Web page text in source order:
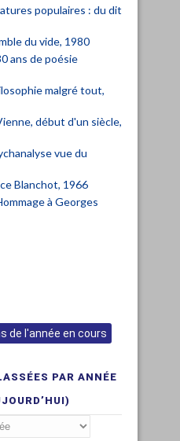
populaires : du dit
du vide, 1980
ans de poésie
malgré tout,
début d'un siècle,
vue du
Blanchot, 1966
à Georges
de l'année en cours
PAR ANNÉE